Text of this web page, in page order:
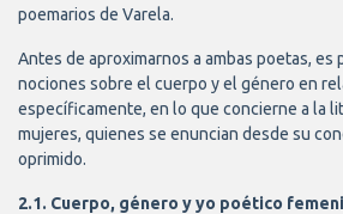
poemarios de Varela.
Antes de aproximarnos a ambas poetas, es
nociones sobre el cuerpo y el género en
específicamente, en lo que concierne a la
mujeres, quienes se enuncian desde su
oprimido.
2.1. Cuerpo, género y yo poético